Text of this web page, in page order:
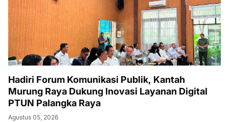
Hadiri Forum Komunikasi Publik, Kantah
Murung Raya Dukung Inovasi Layanan Digital
PTUN Palangka Raya
Agustus 05, 2026